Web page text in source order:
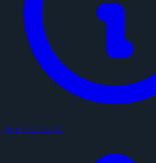
サイトについて